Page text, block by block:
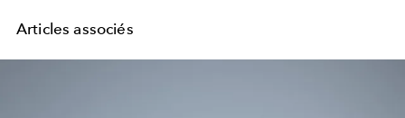
Articles associés